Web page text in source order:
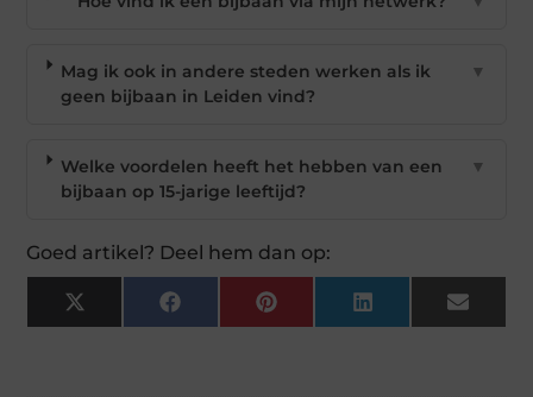
Mag ik ook in andere steden werken als ik
geen bijbaan in Leiden vind?
▼
Welke voordelen heeft het hebben van een
bijbaan op 15-jarige leeftijd?
▼
Goed artikel? Deel hem dan op:
X
(Twitter)
Facebook Pinterest LinkedIn Email